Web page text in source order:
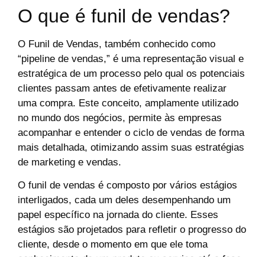
O que é funil de vendas?
O Funil de Vendas, também conhecido como
“pipeline de vendas,” é uma representação visual e
estratégica de um processo pelo qual os potenciais
clientes passam antes de efetivamente realizar
uma compra. Este conceito, amplamente utilizado
no mundo dos negócios, permite às empresas
acompanhar e entender o ciclo de vendas de forma
mais detalhada, otimizando assim suas estratégias
de marketing e vendas.
O funil de vendas é composto por vários estágios
interligados, cada um deles desempenhando um
papel específico na jornada do cliente. Esses
estágios são projetados para refletir o progresso do
cliente, desde o momento em que ele toma